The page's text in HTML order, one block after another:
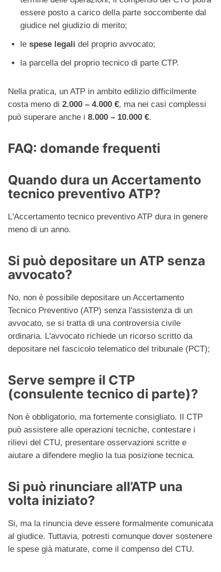
essere posto a carico della parte soccombente dal
giudice nel giudizio di merito;
le spese legali del proprio avvocato;
la parcella del proprio tecnico di parte CTP.
Nella pratica, un ATP in ambito edilizio difficilmente
costa meno di 2.000 – 4.000 €, ma nei casi complessi
può superare anche i 8.000 – 10.000 €.
FAQ: domande frequenti
Quando dura un Accertamento
tecnico preventivo ATP?
L'Accertamento tecnico preventivo ATP dura in genere
meno di un anno.
Si può depositare un ATP senza
avvocato?
No, non è possibile depositare un Accertamento
Tecnico Preventivo (ATP) senza l'assistenza di un
avvocato, se si tratta di una controversia civile
ordinaria. L'avvocato richiede un ricorso scritto da
depositare nel fascicolo telematico del tribunale (PCT);
Serve sempre il CTP
(consulente tecnico di parte)?
Non è obbligatorio, ma fortemente consigliato. Il CTP
può assistere alle operazioni tecniche, contestare i
rilievi del CTU, presentare osservazioni scritte e
aiutare a difendere meglio la tua posizione tecnica.
Si può rinunciare all’ATP una
volta iniziato?
Si, ma la rinuncia deve essere formalmente comunicata
al giudice. Tuttavia, potresti comunque dover sostenere
le spese già maturate, come il compenso del CTU.